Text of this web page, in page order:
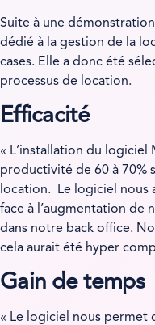
Suite à une
dédié à la gestion de la
cases. Elle a donc été
processus de location.
Efficacité
« L’installation du logiciel
productivité de 60 à 70%
location. Le logiciel nous
face à l’augmentation de
dans notre back office.
cela aurait été hyper
Gain de temps
« Le logiciel nous permet